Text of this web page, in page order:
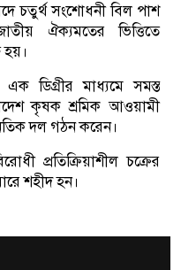
চতুর্থ সংশোধনী বিল পাশ
ঐক্যমতের ভিত্তিতে
হয়।
এক ডিগ্রীর মাধ্যমে সমস্ত
কৃষক শ্রমিক আওয়ামী
দল গঠন করেন।
প্রতিক্রিয়াশীল চক্রের
শহীদ হন।